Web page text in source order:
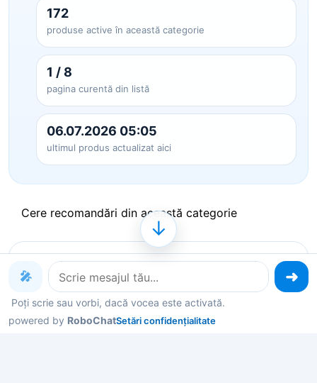
172
produse active în această categorie
1 / 8
pagina curentă din listă
06.07.2026 05:05
ultimul produs actualizat aici
Cere recomandări din această categorie
Produse pe care le poți explora
acum
Deschide un produs ca să vezi detalii, sau spune-
🎤
Poți scrie sau vorbi, dacă vocea este activată.
powered by RoboChatSetări confidențialitate
↓